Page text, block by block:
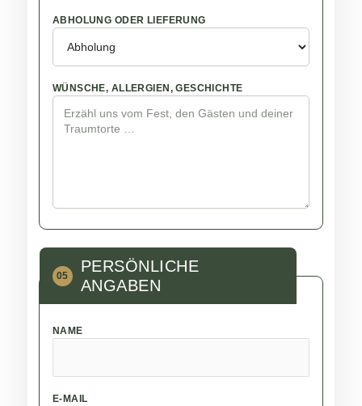
ABHOLUNG ODER LIEFERUNG
WÜNSCHE, ALLERGIEN, GESCHICHTE
05
PERSÖNLICHE
ANGABEN
NAME
E-MAIL